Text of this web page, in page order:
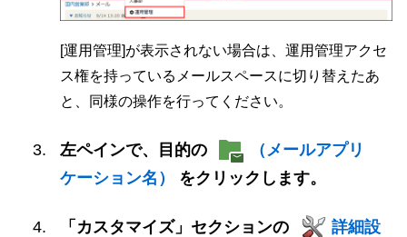
[運用管理]が表示されない場合は、運用管理アクセ
ス権を持っているメールスペースに切り替えたあ
と、同様の操作を行ってください。
左ペインで、目的の
（メールアプリ
ケーション名）
をクリックします。
「カスタマイズ」セクションの
詳細設